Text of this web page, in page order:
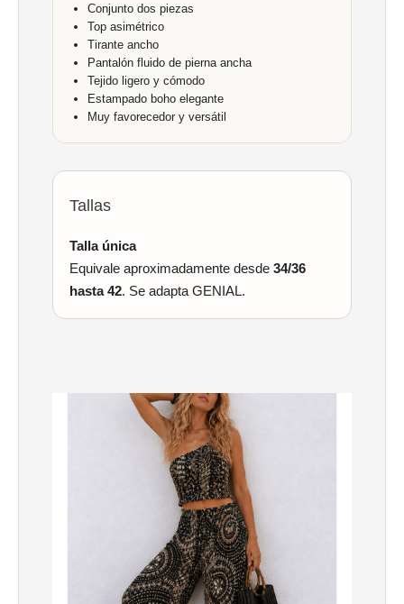
Conjunto dos piezas
Top asimétrico
Tirante ancho
Pantalón fluido de pierna ancha
Tejido ligero y cómodo
Estampado boho elegante
Muy favorecedor y versátil
Tallas
Talla única
Equivale aproximadamente desde 34/36
hasta 42. Se adapta GENIAL.